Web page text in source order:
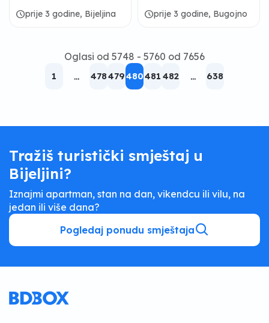
scheduleprije 3 godine, Bijeljina
Carton
scheduleprije 3 godine, Bugojno
Oglasi od 5748 - 5760 od 7656
1 ... 478479480481 482 ... 638
Tražiš turistički smještaj u
Bijeljini?
Iznajmi apartman, stan na dan, vikendcu ili vilu, na
jedan ili više dana?
Pogledaj ponudu smještaja